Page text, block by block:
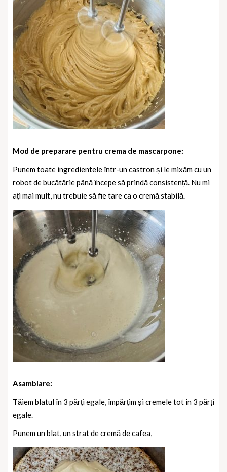
Mod de preparare pentru crema de mascarpone:
Punem toate ingredientele într-un castron și le mixăm cu un
robot de bucătărie până începe să prindă consistență. Nu mi
ați mai mult, nu trebuie să fie tare ca o cremă stabilă.
Asamblare:
Tăiem blatul în 3 părți egale, împărțim și cremele tot în 3 părți
egale.
Punem un blat, un strat de cremă de cafea,